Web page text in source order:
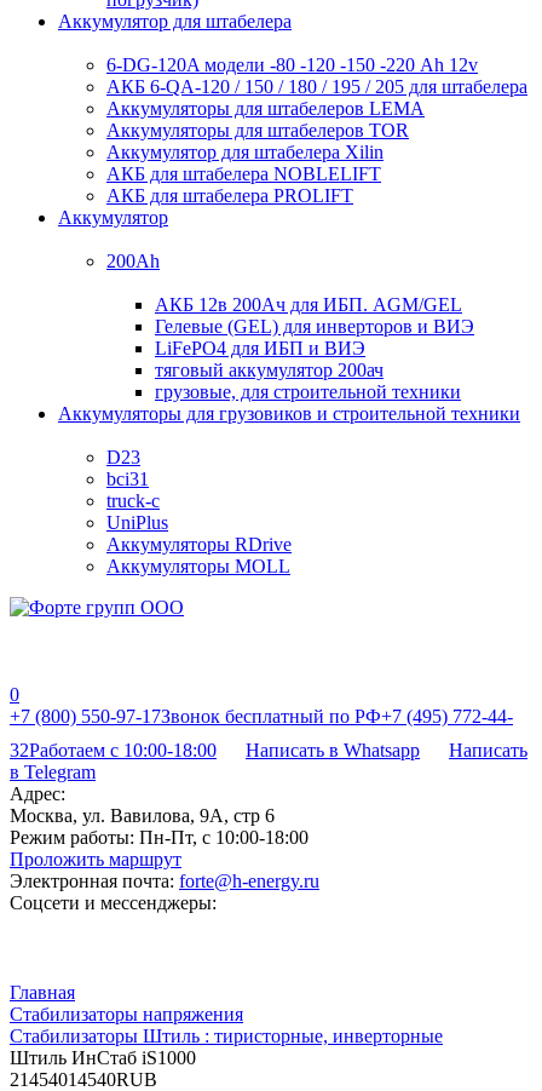
Аккумулятор для штабелера
6-DG-120A модели -80 -120 -150 -220 Ah 12v
АКБ 6-QA-120 / 150 / 180 / 195 / 205 для штабелера
Аккумуляторы для штабелеров LEMA
Аккумуляторы для штабелеров TOR
Аккумулятор для штабелера Xilin
АКБ для штабелера NOBLELIFT
АКБ для штабелера PROLIFT
Аккумулятор
200Ah
АКБ 12в 200Ач для ИБП. AGM/GEL
Гелевые (GEL) для инверторов и ВИЭ
LiFePO4 для ИБП и ВИЭ
тяговый аккумулятор 200ач
грузовые, для строительной техники
Аккумуляторы для грузовиков и строительной техники
D23
bci31
truck-c
UniPlus
Аккумуляторы RDrive
Аккумуляторы MOLL
0
+7 (800) 550-97-17Звонок бесплатный по РФ+7 (495) 772-44-
32Работаем с 10:00-18:00 Написать в Whatsapp
Написать
в Telegram
Адрес:
Москва, ул. Вавилова, 9А, стр 6
Режим работы: Пн-Пт, с 10:00-18:00
Проложить маршрут
Электронная почта: forte@h-energy.ru
Соцсети и мессенджеры:
Главная
Стабилизаторы напряжения
Стабилизаторы Штиль : тиристорные, инверторные
Штиль ИнСтаб iS1000
21454014540RUB